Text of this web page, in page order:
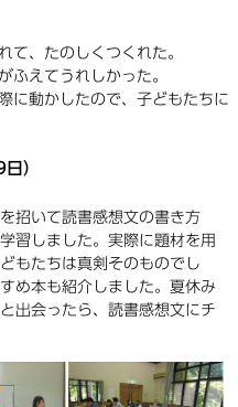
て、たのしくつくれた。
ふえてうれしかった。
に動かしたので、子どもたちに
）
招いて読書感想文の書き方
習しました。実際に題材を用
もたちは真剣そのものでし
め本も紹介しました。夏休み
出会ったら、読書感想文にチ